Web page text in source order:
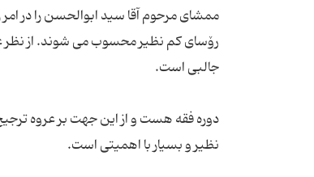
ممشای مرحوم آقا سید ابوالحسن را در
رۆسای کم نظیر محسوب می شوند. از نظر
دوره فقه هست و از این جهت بر عروه